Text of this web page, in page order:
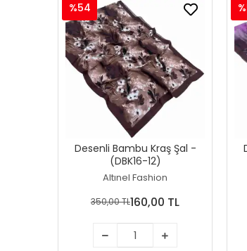
Desenli Bambu Kraş Şal -
(DBK16-12)
Altınel Fashion
%54
350,00 TL160,00 TL